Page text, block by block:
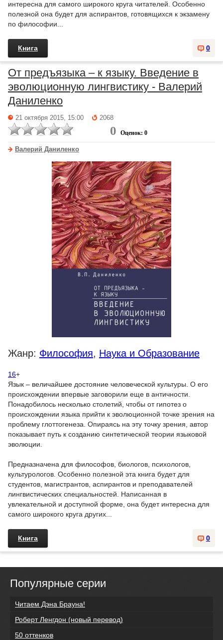
интересна для самого широкого круга читателей. Особенно
полезной она будет для аспирантов, готовящихся к экзамену
по философии...
0
Книга
От предъязыка – к языку. Введение в
эволюционную лингвистику - Валерий
Даниленко
21 октября 2015, 15:00 2068
0 Оценок: 0
Валерий Даниленко
Жанр: Философия, Наука и Образование
16+
Язык – величайшее достояние человеческой культуры. О его
происхождении впервые заговорили еще в античности.
Понадобилось несколько столетий, чтобы от гипотез о
происхождении языка прийти к эволюционной точке зрения на
проблему глоттогенеза. Опираясь на эту точку зрения, автор
показывает путь к созданию синтетической теории языковой
эволюции.
Предназначена для философов, биологов, психологов,
культурологов. Особенно полезной эта книга будет для
студентов, магистрантов, аспирантов и преподавателей
лингвистических специальностей. Написанная в
увлекательной и доступной форме, она будет интересна для
самого широкого круга других...
0
Книга
Популярные серии
Читаем Дэна Брауна!
Роберт Ленгдон (новый перевод)
50 оттенков